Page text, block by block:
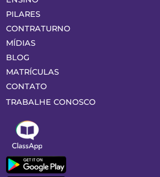
PILARES
CONTRATURNO
MÍDIAS
BLOG
MATRÍCULAS
CONTATO
TRABALHE CONOSCO